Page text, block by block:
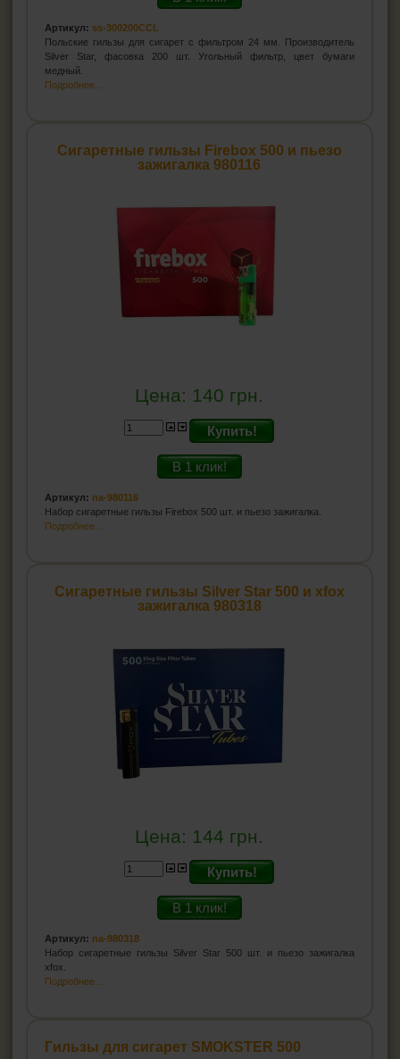
Артикул: ss-300200CCL
Польские гильзы для сигарет с фильтром 24 мм. Производитель
Silver Star, фасовка 200 шт. Угольный фильтр, цвет бумаги
медный.
Подробнее...
Сигаретные гильзы Firebox 500 и пьезо
зажигалка 980116
Цена: 140 грн.
Купить!
В 1 клик!
Артикул: na-980116
Набор сигаретные гильзы Firebox 500 шт. и пьезо зажигалка.
Подробнее...
Сигаретные гильзы Silver Star 500 и xfox
зажигалка 980318
Цена: 144 грн.
Купить!
В 1 клик!
Артикул: na-980318
Набор сигаретные гильзы Silver Star 500 шт. и пьезо зажигалка
xfox.
Подробнее...
Гильзы для сигарет SMOKSTER 500